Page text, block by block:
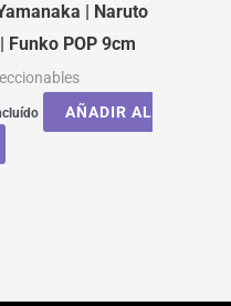
| Naruto
Funko POP 9cm
AÑADIR AL